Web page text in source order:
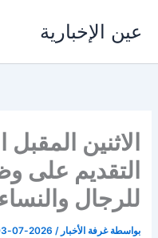
المحتوى
عين الإخبارية
الاثنين
التقديم على
للرجال والنساء
بواسطة غرفة الأخبار/
2026-07-03